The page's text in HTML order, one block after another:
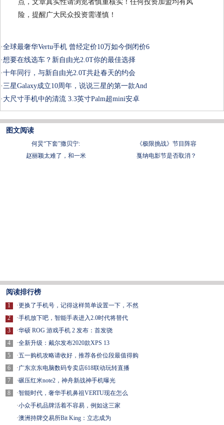
点，文章真实性请浏览者慎重核实！任何投资加盟均有风
险，提醒广大民众投资需谨慎！
·全球最奢华Vertu手机 曾经定价10万如今倒闭价6
·想要在线选车？新自由光2.0T你的最佳选择
·十年同行，与新自由光2.0T共赴春天的约会
·三星Galaxy成立10周年，说说三星的第一款And
· 大尺寸手机中的清流 3.3英寸Palm超mini安卓
图文阅读
何炅“下套”撒贝宁:
《极限挑战》节目阵容
赵丽颖太难了，和一米
戛纳电影节是否取消？
阅读排行榜
1
2
3
4
5
6
7
8
·更换了手机号，记得这样简单设置一下，不然
·手机放下吧，智能手表进入2.0时代将替代
·华硕 ROG 游戏手机 2 发布：首发骁
·全新升级：戴尔发布2020款XPS 13
·五一购机攻略请收好，推荐各价位段最值得购
·广东京东电脑数码专卖店618联动玩转直播
·碾压红米note2，神舟新战神手机曝光
·智能时代，奢华手机鼻祖VERTU现在怎么
·小众手机品牌活着不容易，例如这三家
·澳洲持牌交易所Bit King：立志成为